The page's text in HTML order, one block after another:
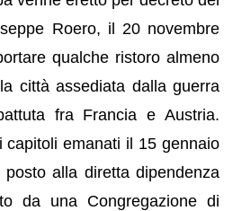
Roero, il 20 novembre
qualche ristoro almeno
città assediata dalla guerra
fra Francia e Austria.
capitoli emanati il 15 gennaio
alla diretta dipendenza
da una Congregazione di